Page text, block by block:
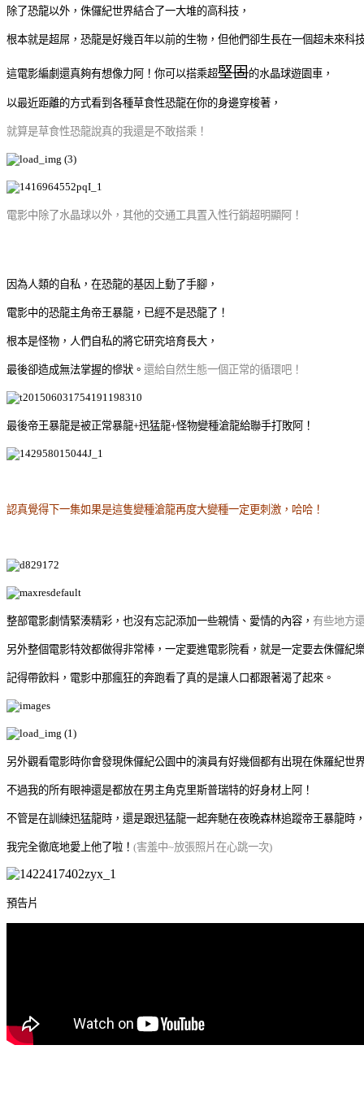
除了恐龍以外，侏儸紀世界結合了一大堆的高科技，
根本就是超屌，恐龍是好幾百年以前的生物，但他們卻生長在一個超未來科
這電影編劇還真夠有想像力阿！你可以搭乘超堅固的水晶球遊園車，
以最近距離的方式看到各種草食性恐龍在你的身邊穿梭著，
就算是草食性恐龍說真的我還是不敢搭乘！
電影中除了水晶球以外，其他的交通工具置入性行銷超明顯阿！
因為人類的自私，在恐龍的基因上動了手腳，
電影中的恐龍主角帝王暴龍，已經不是恐龍了！
根本是怪物，人們自私的將它研究培育長大，
最後卻造成無法掌握的慘狀。 還給自然生態一個正常的循環吧！
最後帝王暴龍是被正常暴龍+迅猛龍+怪物變種滄龍給聯手打敗阿！
認真覺得下一集如果是這隻變種滄龍再度大變種一定更刺激，哈哈！
整部電影劇情緊湊精彩，也沒有忘記添加一些親情、愛情的內容， 有些地方
另外整個電影特效都做得非常棒， 一定要進電影院看，就是一定要去侏儸紀
記得帶飲料，電影中那瘋狂的奔跑看了真的是讓人口都跟著渴了起來。
另外觀看電影時你會發現侏儸紀公園中的演員有好幾個都有出現在侏羅紀世
不過我的所有眼神還是都放在男主角克里斯普瑞特的好身材上阿！
不管是在訓練迅猛龍時，還是跟迅猛龍一起奔馳在夜晚森林追蹤帝王暴龍時，
我完全徹底地愛上他了啦！ (害羞中~放張照片在心跳一次)
預告片